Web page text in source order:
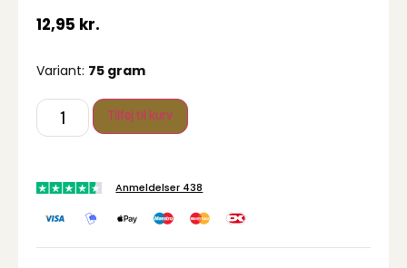
12,95 kr.
Variant: 75 gram
Tilføj til kurv
Anmeldelser 438